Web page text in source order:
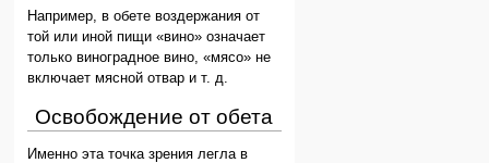
Например, в обете воздержания от
той или иной пищи «вино» означает
только виноградное вино, «мясо» не
включает мясной отвар и т. д.
Освобождение от обета
Именно эта точка зрения легла в